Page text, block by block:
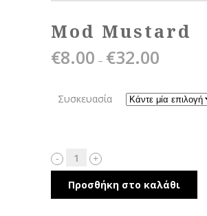
Mod Mustard
€8.00 – €32.00
through
Συσκευασία
Προσθήκη στο καλάθι